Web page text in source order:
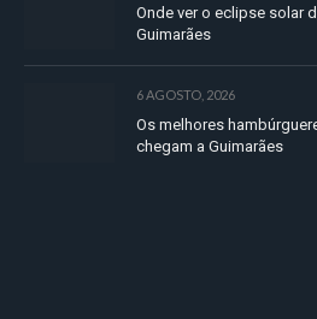
Onde ver o eclipse solar
Guimarães
6 AGOSTO, 2026
Os melhores
chegam a Guimarães